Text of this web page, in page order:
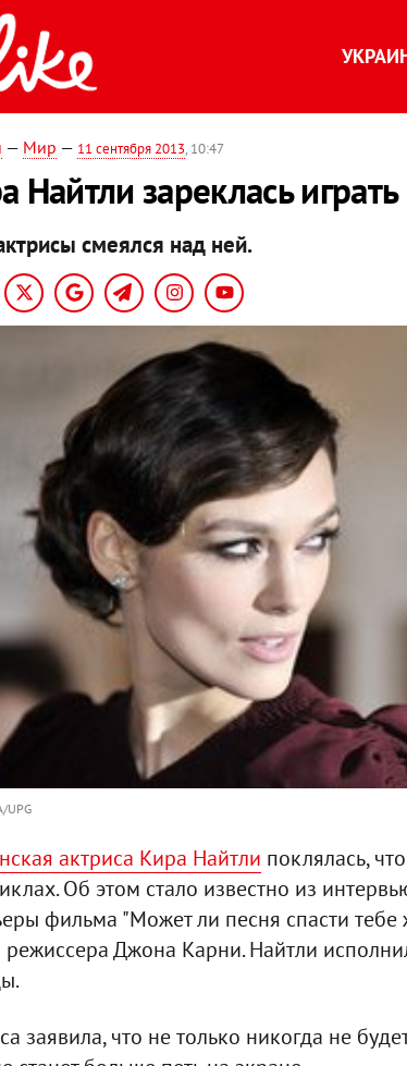
— Мир — 11 сентября 2013, 10:47
Найтли зареклась
смеялся над ней.
UPG
актриса Кира Найтли поклялась,
Об этом стало известно из
фильма "Может ли песня спасти тебе
режиссера Джона Карни. Найтли
заявила, что не только никогда не